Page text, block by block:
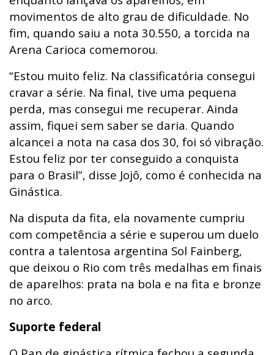
movimentos de alto grau de dificuldade. No
fim, quando saiu a nota 30.550, a torcida na
Arena Carioca comemorou.
“Estou muito feliz. Na classificatória consegui
cravar a série. Na final, tive uma pequena
perda, mas consegui me recuperar. Ainda
assim, fiquei sem saber se daria. Quando
alcancei a nota na casa dos 30, foi só vibração.
Estou feliz por ter conseguido a conquista
para o Brasil”, disse Jojô, como é conhecida na
Ginástica.
Na disputa da fita, ela novamente cumpriu
com competência a série e superou um duelo
contra a talentosa argentina Sol Fainberg,
que deixou o Rio com três medalhas em finais
de aparelhos: prata na bola e na fita e bronze
no arco.
Suporte federal